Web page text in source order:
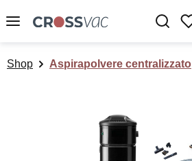
Passa al contenuto principale
Shop Aspirapolvere centralizzato